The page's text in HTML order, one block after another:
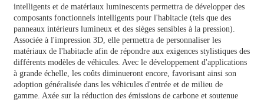
intelligents et de matériaux luminescents permettra de développer des
composants fonctionnels intelligents pour l'habitacle (tels que des
panneaux intérieurs lumineux et des sièges sensibles à la pression).
Associée à l'impression 3D, elle permettra de personnaliser les
matériaux de l'habitacle afin de répondre aux exigences stylistiques des
différents modèles de véhicules. Avec le développement d'applications
à grande échelle, les coûts diminueront encore, favorisant ainsi son
adoption généralisée dans les véhicules d'entrée et de milieu de
gamme. Axée sur la réduction des émissions de carbone et soutenue